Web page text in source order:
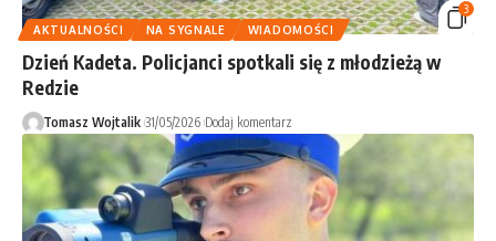
3
AKTUALNOŚCI
NA SYGNALE WIADOMOŚCI
Dzień Kadeta. Policjanci spotkali się z młodzieżą w
Redzie
Tomasz Wojtalik 31/05/2026 Dodaj komentarz